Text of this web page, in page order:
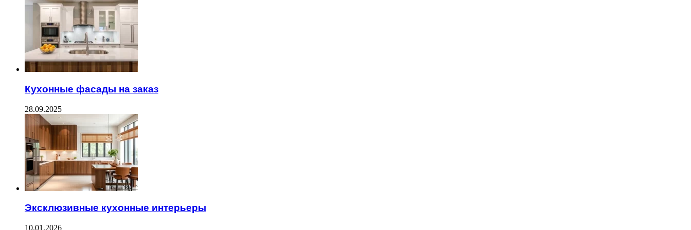
Кухонные фасады на заказ
28.09.2025
Эксклюзивные кухонные интерьеры
10.01.2026